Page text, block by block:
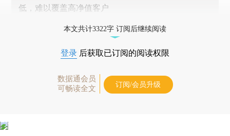
低，难以覆盖高净值客户
本文共计3322字 订阅后继续阅读
登录 后获取已订阅的阅读权限
数据通会员
可畅读全文
订阅/会员升级